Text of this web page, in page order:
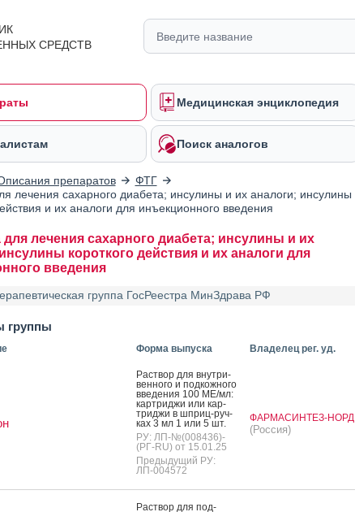
СРЕДСТВ
Медицинская энциклопедия
Поиск аналогов
препаратов
ФТГ
лечения сахарного диабета; инсулины и их аналоги; инсулины
и их аналоги для инъекционного введения
лечения сахарного диабета; инсулины и их
короткого действия и их аналоги для
введения
группа ГосРеестра МинЗдрава РФ
группы
Форма выпуска Владелец рег. уд.
Рас­твор для внут­ри­
вен­но­го и под­кожно­го
вве­дения 100 МЕ/мл:
кар­трид­жи или кар­
трид­жи в шприц-руч­
ках 3 мл 1 или 5 шт.
РУ: ЛП-№(008436)-
(РГ-RU) от 15.01.25
Предыдущий РУ:
ЛП-004572
ФАРМАСИНТЕЗ-НОРД
(Россия)
Рас­твор для под­